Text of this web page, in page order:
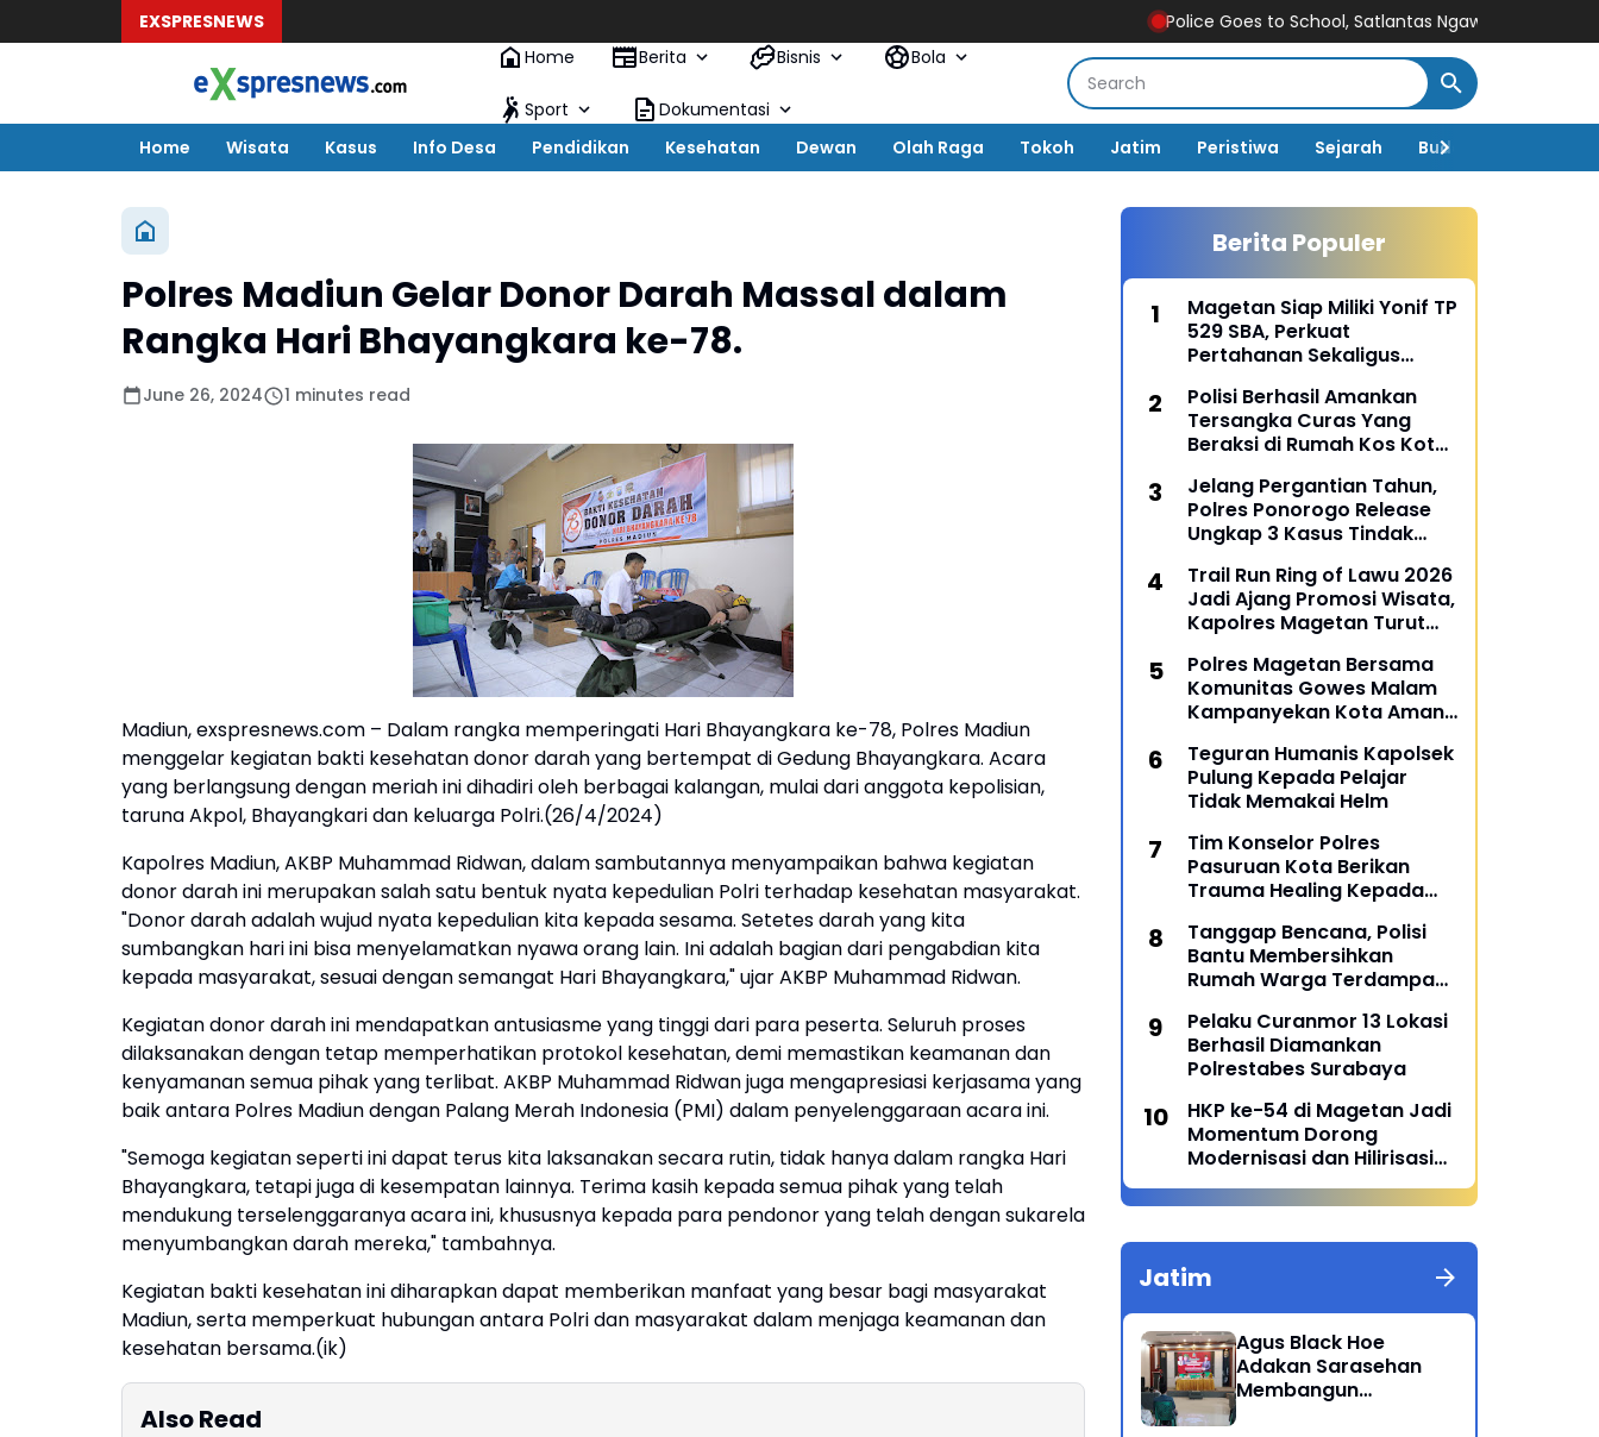
EXSPRESNEWS
Police Goes to School, Satlantas Ngawi Tanamkan Tertib Lalu
Home
Berita Bisnis Bola
Sport
Dokumentasi
Home
Wisata Kasus Info Desa Pendidikan Kesehatan Dewan Olah Raga Tokoh Jatim Peristiwa Sejarah Budaya
Polres Madiun Gelar Donor Darah Massal dalam
Rangka Hari Bhayangkara ke-78.
June 26, 2024 1 minutes read
Madiun, exspresnews.com – Dalam rangka memperingati Hari Bhayangkara ke-78, Polres Madiun
menggelar kegiatan bakti kesehatan donor darah yang bertempat di Gedung Bhayangkara. Acara
yang berlangsung dengan meriah ini dihadiri oleh berbagai kalangan, mulai dari anggota kepolisian,
taruna Akpol, Bhayangkari dan keluarga Polri.(26/4/2024)
Kapolres Madiun, AKBP Muhammad Ridwan, dalam sambutannya menyampaikan bahwa kegiatan
donor darah ini merupakan salah satu bentuk nyata kepedulian Polri terhadap kesehatan masyarakat.
"Donor darah adalah wujud nyata kepedulian kita kepada sesama. Setetes darah yang kita
sumbangkan hari ini bisa menyelamatkan nyawa orang lain. Ini adalah bagian dari pengabdian kita
kepada masyarakat, sesuai dengan semangat Hari Bhayangkara," ujar AKBP Muhammad Ridwan.
Kegiatan donor darah ini mendapatkan antusiasme yang tinggi dari para peserta. Seluruh proses
dilaksanakan dengan tetap memperhatikan protokol kesehatan, demi memastikan keamanan dan
kenyamanan semua pihak yang terlibat. AKBP Muhammad Ridwan juga mengapresiasi kerjasama yang
baik antara Polres Madiun dengan Palang Merah Indonesia (PMI) dalam penyelenggaraan acara ini.
"Semoga kegiatan seperti ini dapat terus kita laksanakan secara rutin, tidak hanya dalam rangka Hari
Bhayangkara, tetapi juga di kesempatan lainnya. Terima kasih kepada semua pihak yang telah
mendukung terselenggaranya acara ini, khususnya kepada para pendonor yang telah dengan sukarela
menyumbangkan darah mereka," tambahnya.
Kegiatan bakti kesehatan ini diharapkan dapat memberikan manfaat yang besar bagi masyarakat
Madiun, serta memperkuat hubungan antara Polri dan masyarakat dalam menjaga keamanan dan
kesehatan bersama.(ik)
Also Read
Berita Populer
Magetan Siap Miliki Yonif TP
529 SBA, Perkuat
Pertahanan Sekaligus
Daerah
Polisi Berhasil Amankan
Tersangka Curas Yang
Beraksi di Rumah Kos Kota
Jelang Pergantian Tahun,
Polres Ponorogo Release
Ungkap 3 Kasus Tindak
Trail Run Ring of Lawu 2026
Jadi Ajang Promosi Wisata,
Kapolres Magetan Turut
Polres Magetan Bersama
Komunitas Gowes Malam
Kampanyekan Kota Aman
Teguran Humanis Kapolsek
Pulung Kepada Pelajar
Tidak Memakai Helm
Tim Konselor Polres
Pasuruan Kota Berikan
Trauma Healing Kepada
2022
Tanggap Bencana, Polisi
Bantu Membersihkan
Rumah Warga Terdampak
Pelaku Curanmor 13 Lokasi
Berhasil Diamankan
Polrestabes Surabaya
HKP ke-54 di Magetan Jadi
Momentum Dorong
Modernisasi dan Hilirisasi
Pertanian
Jatim
Agus Black Hoe
Adakan Sarasehan
Membangun